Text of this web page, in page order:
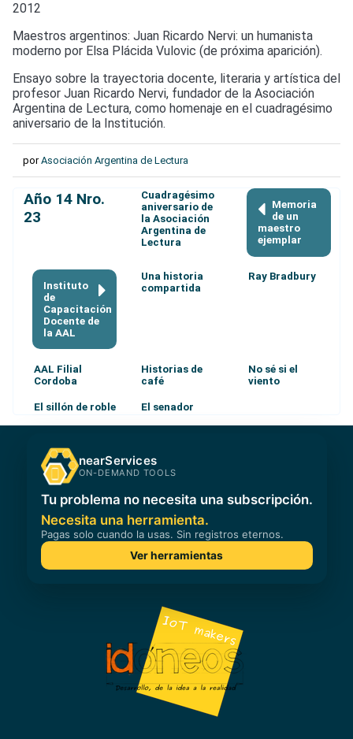
2012
Maestros argentinos: Juan Ricardo Nervi: un humanista
moderno por Elsa Plácida Vulovic (de próxima aparición).
Ensayo sobre la trayectoria docente, literaria y artística del
profesor Juan Ricardo Nervi, fundador de la Asociación
Argentina de Lectura, como homenaje en el cuadragésimo
aniversario de la Institución.
porAsociación Argentina de Lectura
Año 14 Nro.
23
Cuadragésimo
aniversario de
la Asociación
Argentina de
Lectura
Memoria
de un
maestro
ejemplar
Instituto
de
Capacitación
Docente de
la AAL
Una historia
compartida
Ray Bradbury
AAL Filial
Cordoba
Historias de
café
No sé si el
viento
El sillón de roble El senador